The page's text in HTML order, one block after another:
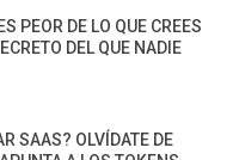
PEOR DE LO QUE CREES
DEL QUE NADIE
SAAS? OLVÍDATE DE